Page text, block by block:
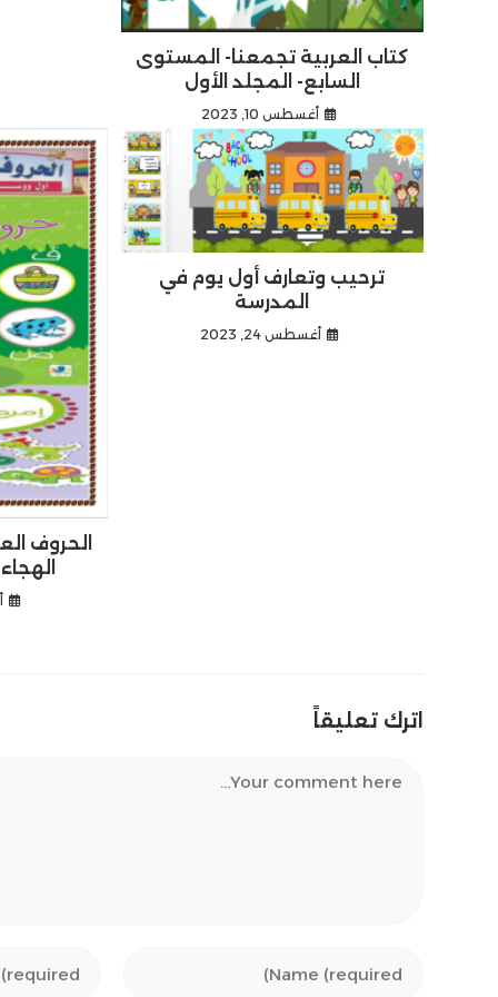
كتاب العربية تجمعنا- المستوى
السابع- المجلد الأول
أغسطس 10, 2023
الحروف
ترحيب وتعارف أول يوم في
المدرسة
أغسطس 24, 2023
اترك تعليقاً
your
your